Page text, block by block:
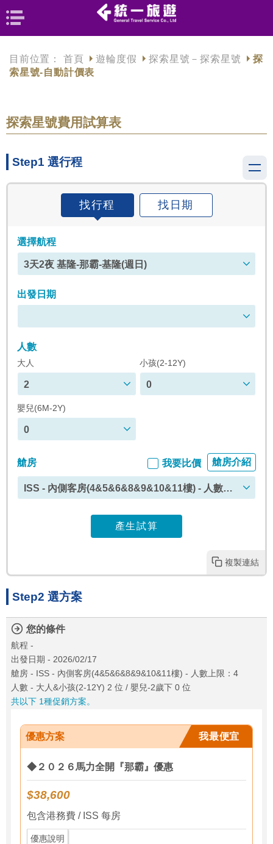
目前位置： 首頁 遊輪度假 探索星號－探索星號
探
索星號-自動計價表
探索星號費用試算表
Step1 選行程
找行程 找日期
選擇航程
3天2夜 基隆-那霸-基隆(週日)
出發日期
人數
大人
2
小孩(2-12Y)
0
嬰兒(6M-2Y)
0
艙房 我要比價 艙房介紹
ISS - 內側客房(4&5&6&8&9&10&11樓) - 人數上
產生試算
複製連結
Step2 選方案
您的條件
航程 -
出發日期 - 2026/02/17
艙房 - ISS - 內側客房(4&5&6&8&9&10&11樓) - 人數上限：4
人數 - 大人&小孩(2-12Y) 2 位 / 嬰兒-2歲下 0 位
共以下 1種促銷方案。
優惠方案 我最便宜
◆２０２６馬力全開『那霸』優惠
$38,600
包含港務費 / ISS 每房
優惠說明